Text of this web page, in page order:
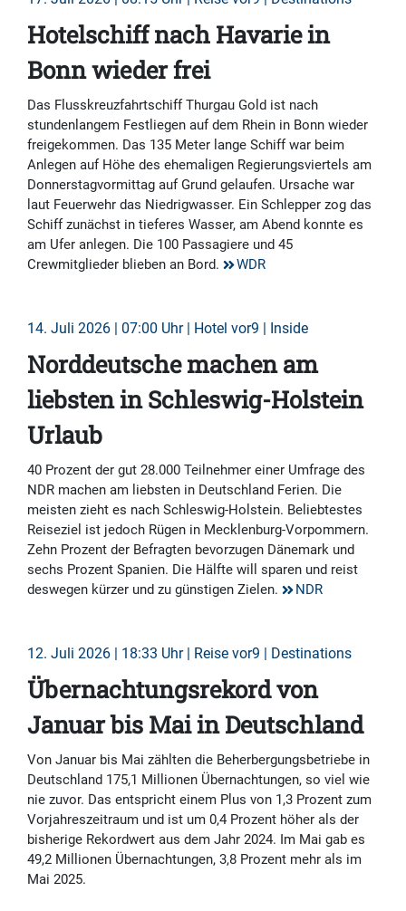
Hotelschiff nach Havarie in
Bonn wieder frei
Das Flusskreuzfahrtschiff Thurgau Gold ist nach
stundenlangem Festliegen auf dem Rhein in Bonn wieder
freigekommen. Das 135 Meter lange Schiff war beim
Anlegen auf Höhe des ehemaligen Regierungsviertels am
Donnerstagvormittag auf Grund gelaufen. Ursache war
laut Feuerwehr das Niedrigwasser. Ein Schlepper zog das
Schiff zunächst in tieferes Wasser, am Abend konnte es
am Ufer anlegen. Die 100 Passagiere und 45
Crewmitglieder blieben an Bord.
WDR
14. Juli 2026 | 07:00 Uhr | Hotel vor9 | Inside
Norddeutsche machen am
liebsten in Schleswig-Holstein
Urlaub
40 Prozent der gut 28.000 Teilnehmer einer Umfrage des
NDR machen am liebsten in Deutschland Ferien. Die
meisten zieht es nach Schleswig-Holstein. Beliebtestes
Reiseziel ist jedoch Rügen in Mecklenburg-Vorpommern.
Zehn Prozent der Befragten bevorzugen Dänemark und
sechs Prozent Spanien. Die Hälfte will sparen und reist
deswegen kürzer und zu günstigen Zielen.
NDR
12. Juli 2026 | 18:33 Uhr | Reise vor9 | Destinations
Übernachtungsrekord von
Januar bis Mai in Deutschland
Von Januar bis Mai zählten die Beherbergungsbetriebe in
Deutschland 175,1 Millionen Übernachtungen, so viel wie
nie zuvor. Das entspricht einem Plus von 1,3 Prozent zum
Vorjahreszeitraum und ist um 0,4 Prozent höher als der
bisherige Rekordwert aus dem Jahr 2024. Im Mai gab es
49,2 Millionen Übernachtungen, 3,8 Prozent mehr als im
Mai 2025.